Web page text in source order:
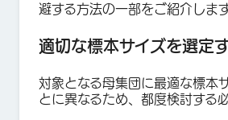
避する方法の一部をご紹介します
適切な標本サイズを選定
対象となる母集団に最適な標本
とに異なるため、都度検討する